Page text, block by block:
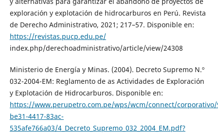
exploración y explotación de hidrocarburos en Perú. Revista
de Derecho Administrativo, 2021; 217–57. Disponible en:
https://revistas.pucp.edu.pe/
index.php/derechoadministrativo/article/view/24308
Ministerio de Energía y Minas. (2004). Decreto Supremo N.º
032-2004-EM: Reglamento de as Actividades de Exploración
y Explotación de Hidrocarburos. Disponible en:
https://www.perupetro.com.pe/wps/wcm/connect/
be31-4417-83ac-
535afe766a03/4_Decreto_Supremo_032_2004_EM.pdf?